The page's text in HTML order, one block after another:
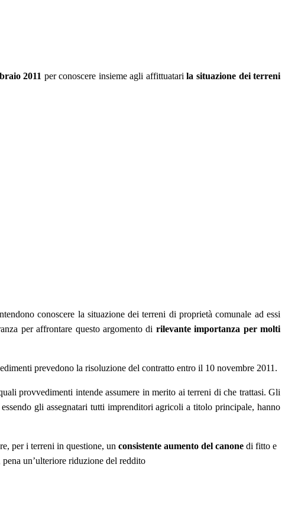
2011 per conoscere insieme agli affittuatarila situazione dei terreni
conoscere la situazione dei terreni di proprietà comunale ad essi
per affrontare questo argomento di rilevante importanza per molti
prevedono la risoluzione del contratto entro il 10 novembre 2011.
provvedimenti intende assumere in merito ai terreni di che trattasi. Gli
gli assegnatari tutti imprenditori agricoli a titolo principale, hanno
per i terreni in questione, un consistente aumento del canone di fitto e
un’ulteriore riduzione del reddito